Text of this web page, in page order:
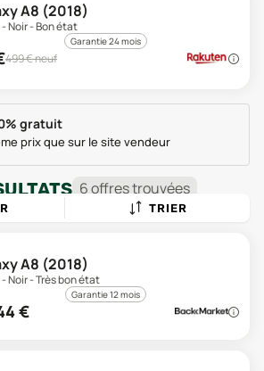
A8 (2018)
- Noir - Bon état
Garantie 24 mois
499€ neuf
gratuit
prix que sur le site vendeur
6offrestrouvées
TRIER
A8 (2018)
- Noir - Très bon état
Garantie 12 mois
€